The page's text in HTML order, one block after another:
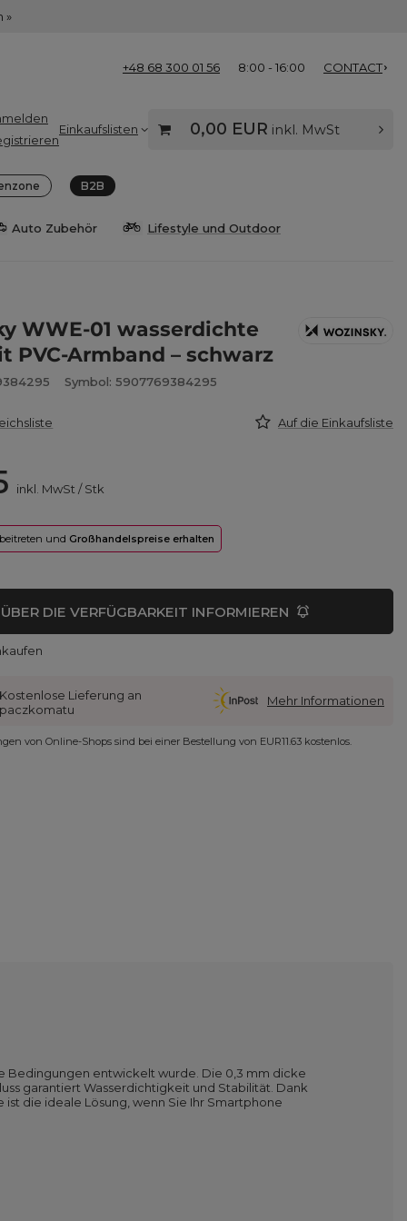
»
+48 68 300 01 56 8:00 - 16:00 CONTACT
Einkaufslisten 0,00 EUR inkl. MwSt
B2B
Auto Zubehör Lifestyle und Outdoor
WWE-01 wasserdichte
PVC-Armband – schwarz
Symbol: 5907769384295
Auf die Einkaufsliste
inkl. MwSt /Stk
und Großhandelspreise erhalten
ÜBER DIE VERFÜGBARKEIT INFORMIEREN
Kostenlose Lieferung an
paczkomatu
Mehr Informationen
von Online-Shops sind bei einer Bestellung von EUR11.63 kostenlos.
Bedingungen entwickelt wurde. Die 0,3 mm dicke
garantiert Wasserdichtigkeit und Stabilität. Dank
die ideale Lösung, wenn Sie Ihr Smartphone